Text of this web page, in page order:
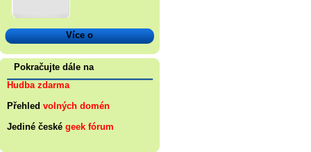
Více o
Pokračujte dále na
Hudba zdarma
Přehled volných domén
Jediné české geek fórum